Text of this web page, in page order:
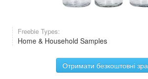
Freebie Types:
Home & Household Samples
Отримати безкоштовні